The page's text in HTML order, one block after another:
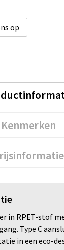
op
Kenmerken
in RPET-stof
Type C
in een eco-